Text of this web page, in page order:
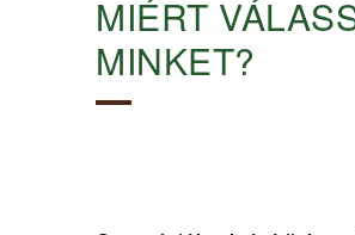
MIÉRT
MINKET?